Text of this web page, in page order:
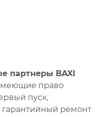
партнеры BAXI
право
пуск,
ремонт